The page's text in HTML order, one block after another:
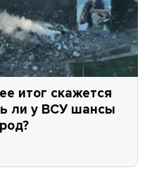
итог скажется
ли у ВСУ шансы